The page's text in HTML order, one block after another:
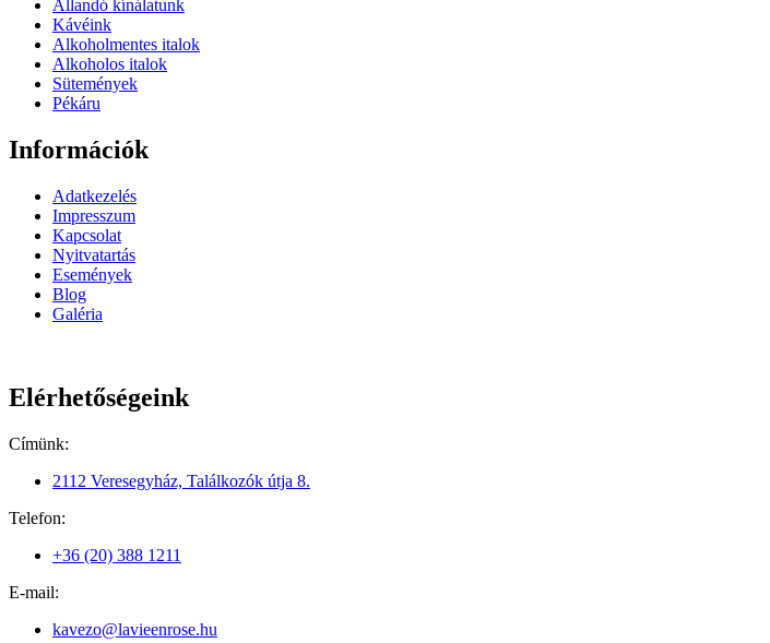
Állandó kínálatunk
Kávéink
Alkoholmentes italok
Alkoholos italok
Sütemények
Pékáru
Információk
Adatkezelés
Impresszum
Kapcsolat
Nyitvatartás
Események
Blog
Galéria
Elérhetőségeink
Címünk:
2112 Veresegyház, Találkozók útja 8.
Telefon:
+36 (20) 388 1211
E-mail:
kavezo@lavieenrose.hu